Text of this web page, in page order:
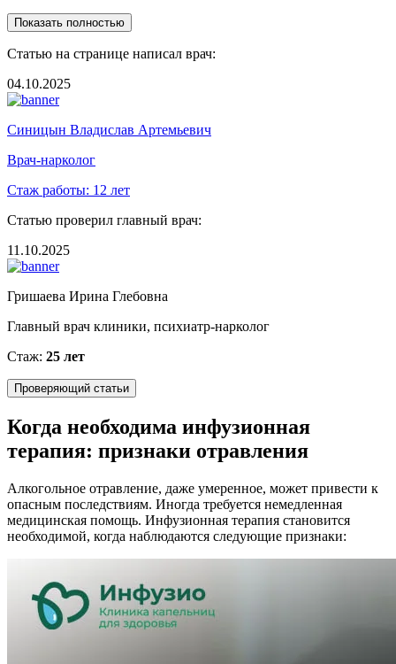
Показать полностью
Статью на странице написал врач:
04.10.2025
Синицын Владислав Артемьевич
Врач-нарколог
Стаж работы: 12 лет
Статью проверил главный врач:
11.10.2025
Гришаева Ирина Глебовна
Главный врач клиники, психиатр-нарколог
Стаж: 25 лет
Проверяющий статьи
Когда необходима инфузионная
терапия: признаки отравления
Алкогольное отравление, даже умеренное, может привести к
опасным последствиям. Иногда требуется немедленная
медицинская помощь. Инфузионная терапия становится
необходимой, когда наблюдаются следующие признаки: